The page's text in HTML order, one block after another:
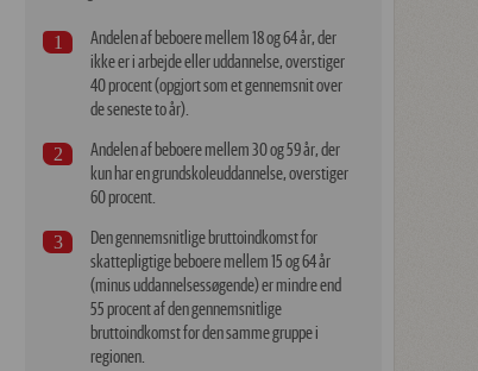
Andelen af beboere mellem 18 og 64 år, der
ikke er i arbejde eller uddannelse, overstiger
40 procent (opgjort som et gennemsnit over
de seneste to år).
Andelen af beboere mellem 30 og 59 år, der
kun har en grundskoleuddannelse, overstiger
60 procent.
Den gennemsnitlige bruttoindkomst for
skattepligtige beboere mellem 15 og 64 år
(minus uddannelsessøgende) er mindre end
55 procent af den gennemsnitlige
bruttoindkomst for den samme gruppe i
regionen.